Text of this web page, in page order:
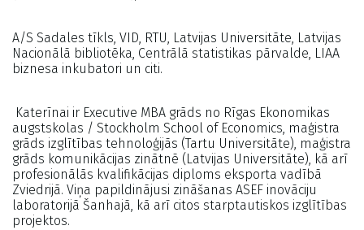
A/S Sadales tīkls, VID, RTU, Latvijas Universitāte, Latvijas
Nacionālā bibliotēka, Centrālā statistikas pārvalde, LIAA
biznesa inkubatori un citi.
Katerīnai ir Executive MBA grāds no Rīgas Ekonomikas
augstskolas / Stockholm School of Economics, maģistra
grāds izglītības tehnoloģijās (Tartu Universitāte), maģistra
grāds komunikācijas zinātnē (Latvijas Universitāte), kā arī
profesionālās kvalifikācijas diploms eksporta vadībā
Zviedrijā. Viņa papildinājusi zināšanas ASEF inovāciju
laboratorijā Šanhajā, kā arī citos starptautiskos izglītības
projektos.